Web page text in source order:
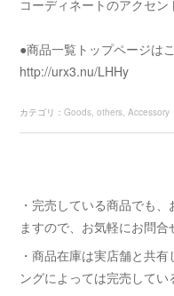
コーディネートのアクセン
●商品一覧トップページは
http://urx3.nu/LHHy
カテゴリ ：Goods others Accessory
・完売している商品でも
ますので、お気軽にお問合
・商品在庫は実店舗と共
ングによっては完売してい